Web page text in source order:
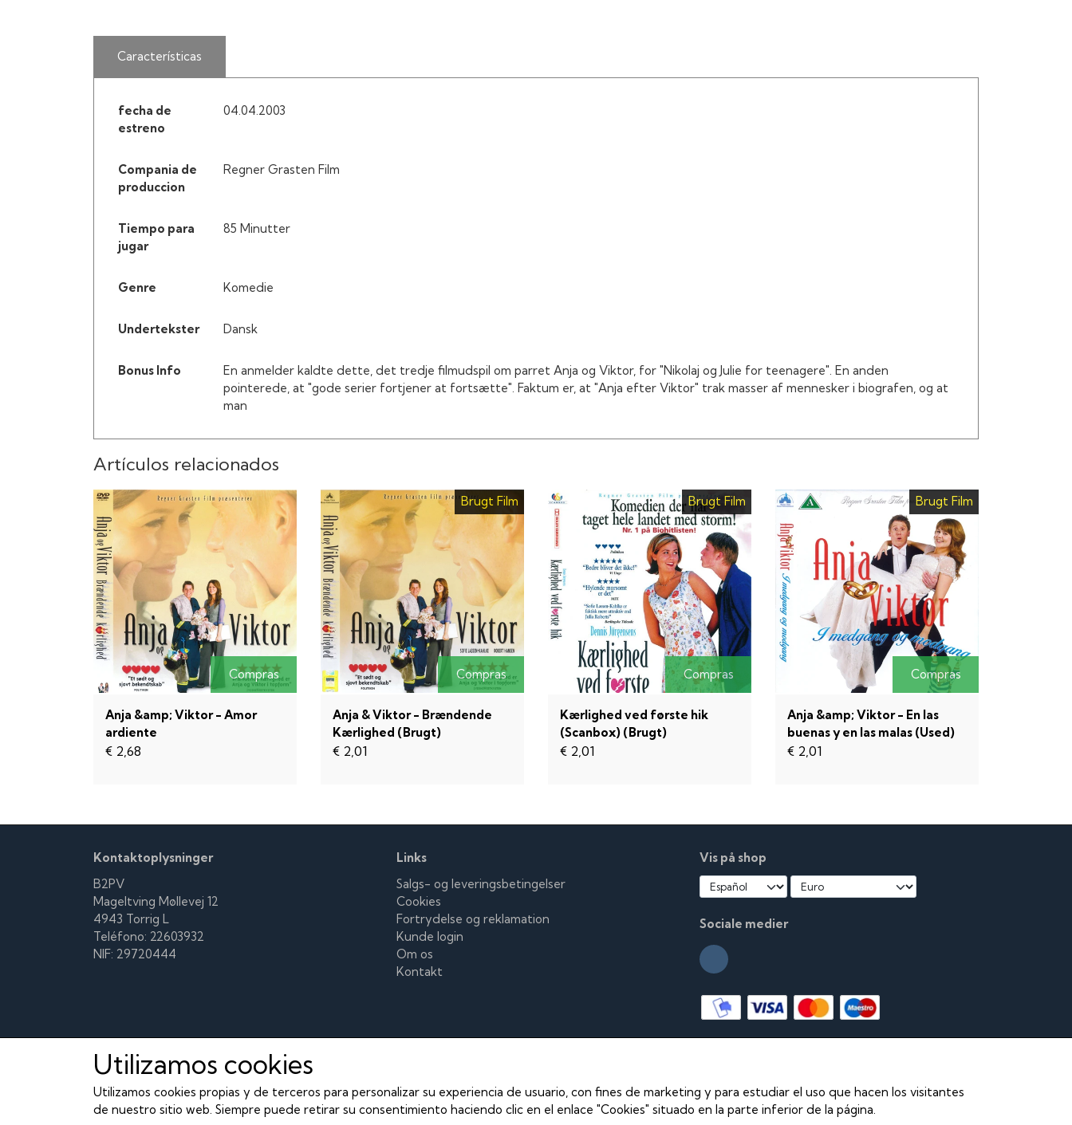
Rosa Katrine Frederiksen como la madre de Peter
Características
fecha de
estreno
04.04.2003
Compania de
produccion
Regner Grasten Film
Tiempo para
jugar
85 Minutter
Genre Komedie
Undertekster Dansk
Bonus Info
En anmelder kaldte dette, det tredje filmudspil om parret Anja og Viktor, for "Nikolaj og Julie for teenagere". En anden
pointerede, at "gode serier fortjener at fortsætte". Faktum er, at "Anja efter Viktor" trak masser af mennesker i biografen, og at
man
Artículos relacionados
Compras
Anja &amp; Viktor - Amor
ardiente
€ 2,68
Brugt Film
Compras
Anja & Viktor - Brændende
Kærlighed (Brugt)
€ 2,01
Brugt Film
Compras
Kærlighed ved første hik
(Scanbox) (Brugt)
€ 2,01
Brugt Film
Compras
Anja &amp; Viktor - En las
buenas y en las malas (Used)
€ 2,01
Kontaktoplysninger
B2PV
Mageltving Møllevej 12
4943 Torrig L
Teléfono: 22603932
NIF: 29720444
Links
Salgs- og leveringsbetingelser
Cookies
Fortrydelse og reklamation
Kunde login
Om os
Kontakt
Vis på shop
Sociale medier
Utilizamos cookies
Utilizamos cookies propias y de terceros para personalizar su experiencia de usuario, con fines de marketing y para estudiar el uso que hacen los visitantes
de nuestro sitio web. Siempre puede retirar su consentimiento haciendo clic en el enlace "Cookies" situado en la parte inferior de la página.